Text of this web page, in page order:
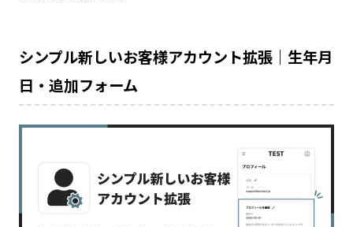
シンプル新しいお客様アカウント拡張｜生年月
日・追加フォーム